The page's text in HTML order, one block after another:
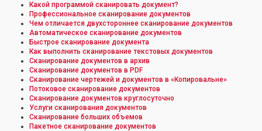
Какой программой сканировать документ?
Профессиональное сканирование документов
Чем отличается двухстороннее сканирование документов
Автоматическое сканирование документов
Быстрое сканирование документа
Как выполнить сканирование текстовых документов
Сканирование документов в архив
Сканирование документов в PDF
Сканирование чертежей и документов в «Копировальне»
Потоковое сканирование документов
Сканирование документов круглосуточно
Услуги сканирования документов
Сканирование больших объемов
Пакетное сканирование документов